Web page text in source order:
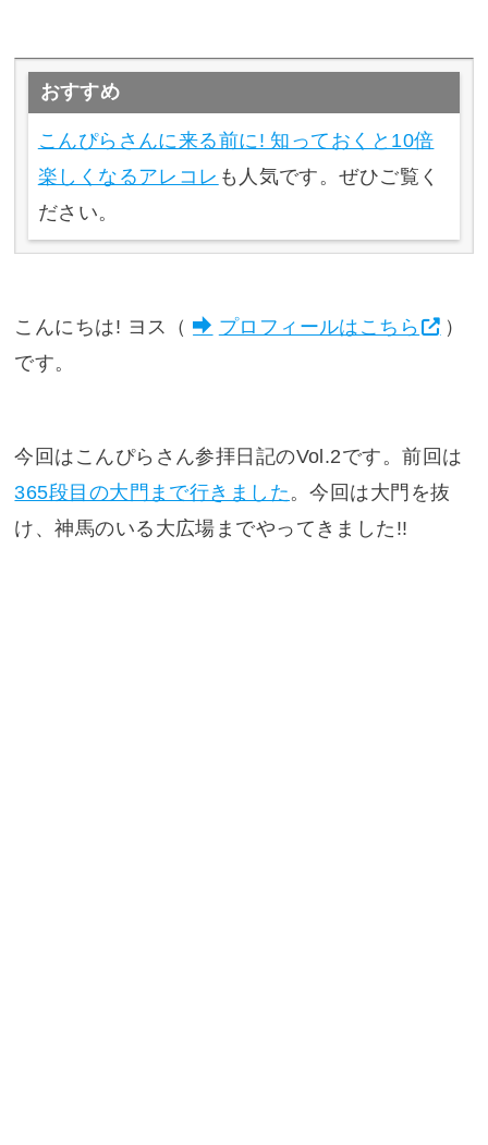
おすすめ
こんぴらさんに来る前に! 知っておくと10倍
楽しくなるアレコレ も人気です。ぜひご覧く
ださい。
こんにちは! ヨス（ プロフィールはこちら
）
です。
今回はこんぴらさん参拝日記のVol.2です。前回は
365段目の大門まで行きました。今回は大門を抜
け、神馬のいる大広場までやってきました!!